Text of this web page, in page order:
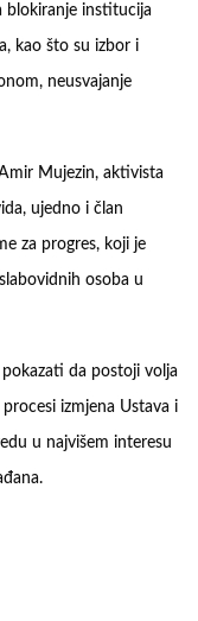
blokiranje institucija
kao što su izbor i
neusvajanje
Mujezin, aktivista
ujedno i član
za progres, koji je
osoba u
da postoji volja
izmjena Ustava i
u najvišem interesu